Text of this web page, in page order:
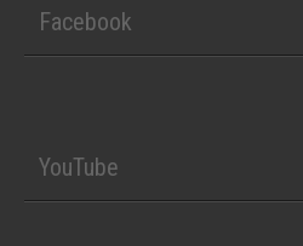
Facebook
YouTube